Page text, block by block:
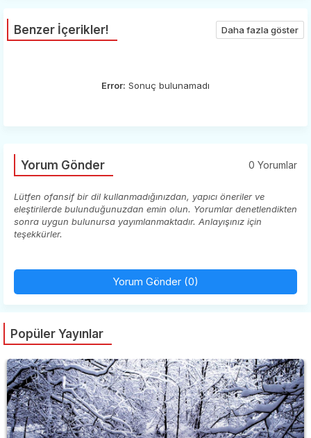
Benzer İçerikler! Daha fazla göster
Error: Sonuç bulunamadı
Yorum Gönder 0 Yorumlar
Lütfen ofansif bir dil kullanmadığınızdan, yapıcı öneriler ve
eleştirilerde bulunduğunuzdan emin olun. Yorumlar denetlendikten
sonra uygun bulunursa yayımlanmaktadır. Anlayışınız için
teşekkürler.
Yorum Gönder (0)
Popüler Yayınlar